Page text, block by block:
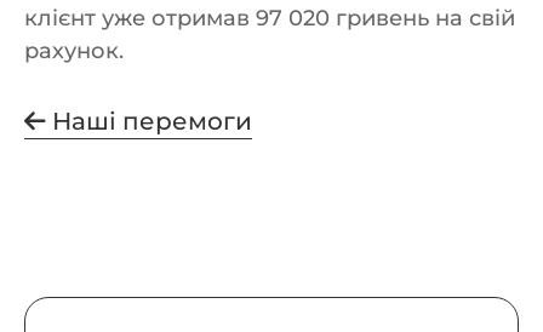
клієнт уже отримав 97 020 гривень на свій
рахунок.
Наші перемоги